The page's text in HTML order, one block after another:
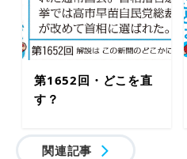
第1652回・どこを直
す？
関連記事